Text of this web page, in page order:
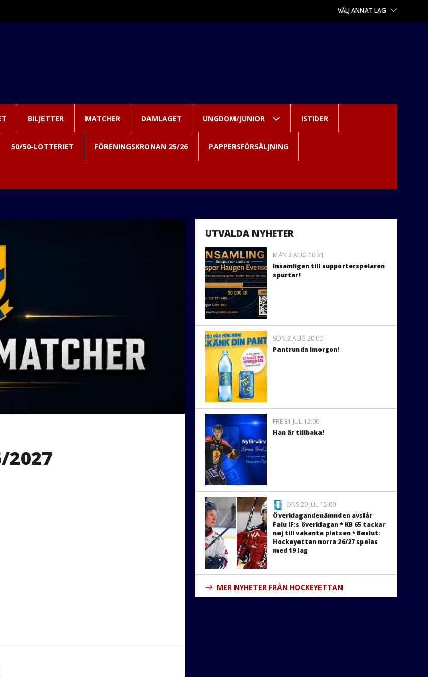
VÄLJ ANNAT LAG
BILJETTER MATCHER DAMLAGET UNGDOM/JUNIOR ISTIDER
50/50-LOTTERIET FÖRENINGSKRONAN 25/26 PAPPERSFÖRSÄLJNING
2027
UTVALDA NYHETER
MÅN 3 AUG 10:31
Insamligen till supporterspelaren
spurtar!
SÖN 2 AUG 20:00
Pantrunda imorgon!
FRE 31 JUL 12:00
Han är tillbaka!
ONS 29 JUL 15:00
Överklagandenämnden avslår
Falu IF:s överklagan * KB 65 tackar
nej till vakanta platsen * Beslut:
Hockeyettan norra 26/27 spelas
med 19 lag
MER NYHETER FRÅN HOCKEYETTAN